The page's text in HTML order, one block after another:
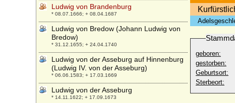
geboren:
gestorben:
Geburtsort:
Sterbeort:
Ludwig von Brandenburg
* 08.07.1666; + 08.04.1687
Ludwig von Bredow (Johann Ludwig von
Bredow)
* 31.12.1655; + 24.04.1740
Ludwig von der Asseburg auf Hinnenburg
(Ludwig IV. von der Asseburg)
* 06.06.1583; + 17.03.1669
Ludwig von der Asseburg
* 14.11.1622; + 17.09.1673